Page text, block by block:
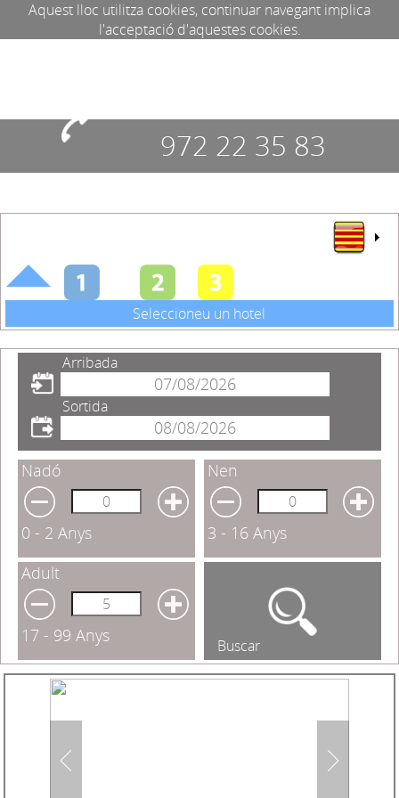
Aquest lloc utilitza cookies, continuar navegant implica
l'acceptació d'aquestes cookies.
972 22 35 83
Seleccioneu un hotel
Arribada
Sortida
Nadó
0 - 2 Anys
Nen
3 - 16 Anys
Adult
17 - 99 Anys Buscar